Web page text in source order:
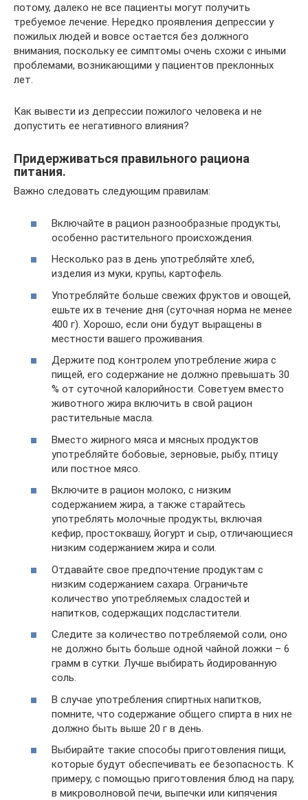
потому, далеко не все пациенты могут получить
требуемое лечение. Нередко проявления депрессии у
пожилых людей и вовсе остается без должного
внимания, поскольку ее симптомы очень схожи с иными
проблемами, возникающими у пациентов преклонных
лет.
Как вывести из депрессии пожилого человека и не
допустить ее негативного влияния?
Придерживаться правильного рациона
питания.
Важно следовать следующим правилам:
Включайте в рацион разнообразные продукты,
особенно растительного происхождения.
Несколько раз в день употребляйте хлеб,
изделия из муки, крупы, картофель.
Употребляйте больше свежих фруктов и овощей,
ешьте их в течение дня (суточная норма не менее
400 г). Хорошо, если они будут выращены в
местности вашего проживания.
Держите под контролем употребление жира с
пищей, его содержание не должно превышать 30
% от суточной калорийности. Советуем вместо
животного жира включить в свой рацион
растительные масла.
Вместо жирного мяса и мясных продуктов
употребляйте бобовые, зерновые, рыбу, птицу
или постное мясо.
Включите в рацион молоко, с низким
содержанием жира, а также старайтесь
употреблять молочные продукты, включая
кефир, простоквашу, йогурт и сыр, отличающиеся
низким содержанием жира и соли.
Отдавайте свое предпочтение продуктам с
низким содержанием сахара. Ограничьте
количество употребляемых сладостей и
напитков, содержащих подсластители.
Следите за количество потребляемой соли, оно
не должно быть больше одной чайной ложки – 6
грамм в сутки. Лучше выбирать йодированную
соль.
В случае употребления спиртных напитков,
помните, что содержание общего спирта в них не
должно быть выше 20 г в день.
Выбирайте такие способы приготовления пищи,
которые будут обеспечивать ее безопасность. К
примеру, с помощью приготовления блюд на пару,
в микроволновой печи, выпечки или кипячения